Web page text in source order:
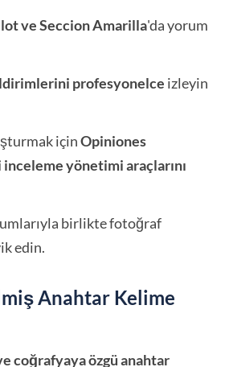
ve Seccion Amarilla'da yorum
profesyonelce izleyin
içinOpiniones
yönetimi araçlarını
birlikte fotoğraf
edin.
Anahtar Kelime
coğrafyaya özgü anahtar